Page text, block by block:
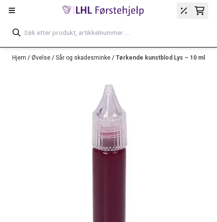
Hopp til innhold
Hjem / Øvelse / Sår og skadesminke / Tørkende kunstblod Lys – 10 ml